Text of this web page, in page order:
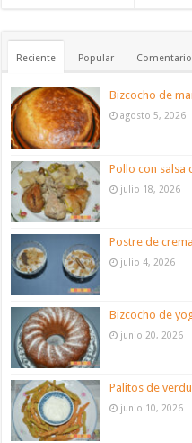
Reciente Popular
Bizcocho de
agosto 5, 2026
Pollo con salsa
julio 18, 2026
Postre de
julio 4, 2026
Bizcocho de
junio 20, 2026
Palitos de
junio 10, 2026